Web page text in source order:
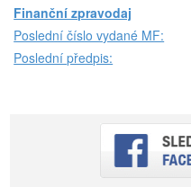
Finanční zpravodaj
Poslední číslo vydané MF:
Poslední předpis: